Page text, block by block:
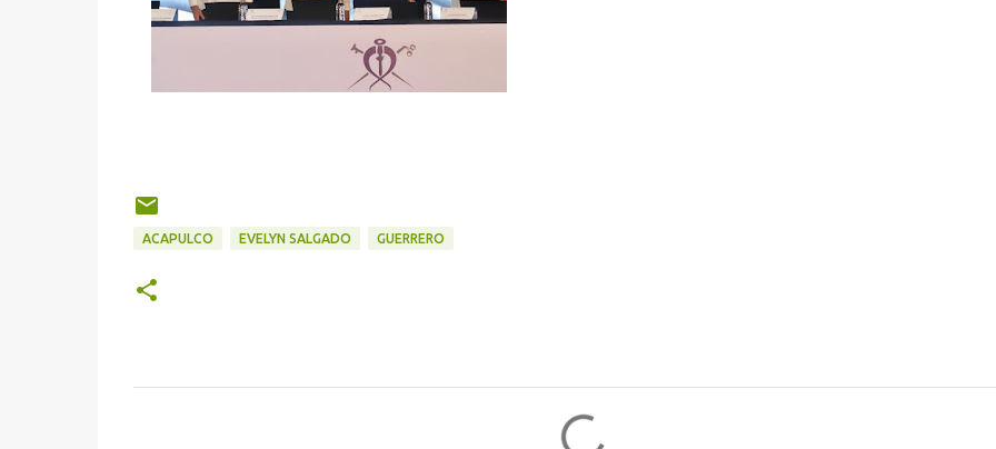
ACAPULCO EVELYN SALGADO GUERRERO